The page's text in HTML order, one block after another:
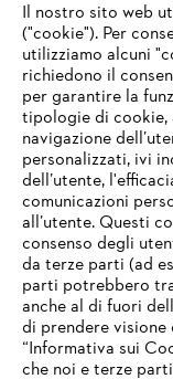
Il nostro sito web
("cookie"). Per
utilizziamo alcuni
richiedono il
per garantire la
tipologie di cookie,
navigazione
personalizzati, ivi
dell’utente,
comunicazioni
all’utente. Questi
consenso degli
da terze parti (ad
parti potrebbero
anche al di fuori
di prendere visione
“Informativa sui
che noi e terze